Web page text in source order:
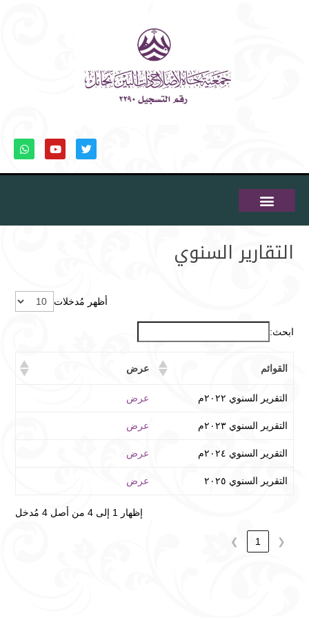
التقارير السنوي
أظهر مُدخلات
ابحث:
القوائم عرض
التقرير السنوي ٢٠٢٢م عرض
التقرير السنوي ٢٠٢٣م عرض
التقرير السنوي ٢٠٢٤م عرض
التقرير السنوي ٢٠٢٥ عرض
إظهار 1 إلى 4 من أصل 4 مُدخل
❮
1
❯